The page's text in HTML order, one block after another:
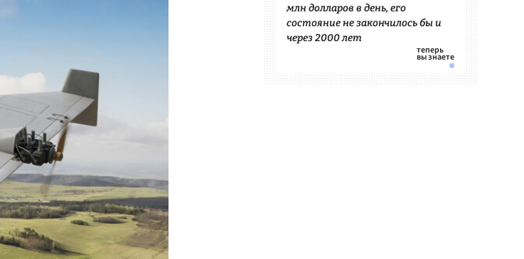
млн долларов в день, его
состояние не закончилось бы и
через 2000 лет